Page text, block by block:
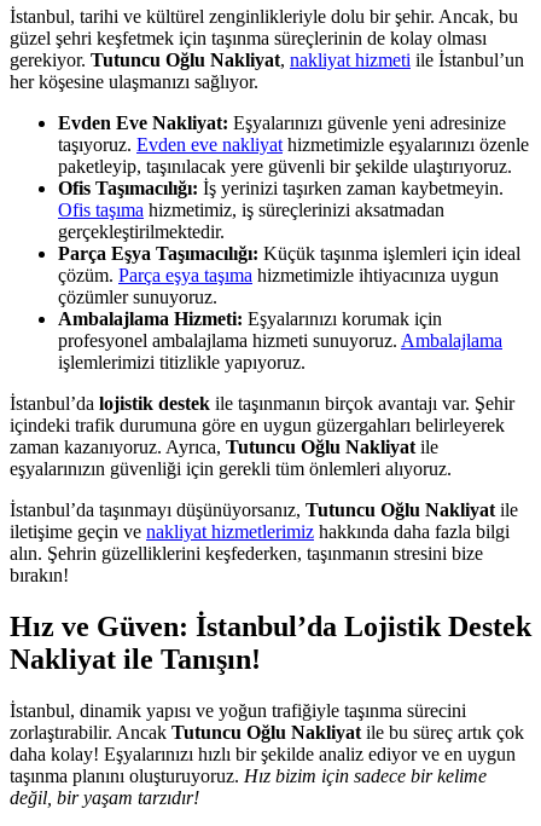
İstanbul, tarihi ve kültürel zenginlikleriyle dolu bir şehir. Ancak, bu
güzel şehri keşfetmek için taşınma süreçlerinin de kolay olması
gerekiyor. Tutuncu Oğlu Nakliyat, nakliyat hizmeti ile İstanbul’un
her köşesine ulaşmanızı sağlıyor.
Evden Eve Nakliyat: Eşyalarınızı güvenle yeni adresinize
taşıyoruz. Evden eve nakliyat hizmetimizle eşyalarınızı özenle
paketleyip, taşınılacak yere güvenli bir şekilde ulaştırıyoruz.
Ofis Taşımacılığı: İş yerinizi taşırken zaman kaybetmeyin.
Ofis taşıma hizmetimiz, iş süreçlerinizi aksatmadan
gerçekleştirilmektedir.
Parça Eşya Taşımacılığı: Küçük taşınma işlemleri için ideal
çözüm. Parça eşya taşıma hizmetimizle ihtiyacınıza uygun
çözümler sunuyoruz.
Ambalajlama Hizmeti: Eşyalarınızı korumak için
profesyonel ambalajlama hizmeti sunuyoruz. Ambalajlama
işlemlerimizi titizlikle yapıyoruz.
İstanbul’da lojistik destek ile taşınmanın birçok avantajı var. Şehir
içindeki trafik durumuna göre en uygun güzergahları belirleyerek
zaman kazanıyoruz. Ayrıca, Tutuncu Oğlu Nakliyat ile
eşyalarınızın güvenliği için gerekli tüm önlemleri alıyoruz.
İstanbul’da taşınmayı düşünüyorsanız, Tutuncu Oğlu Nakliyat ile
iletişime geçin ve nakliyat hizmetlerimiz hakkında daha fazla bilgi
alın. Şehrin güzelliklerini keşfederken, taşınmanın stresini bize
bırakın!
Hız ve Güven: İstanbul’da Lojistik Destek
Nakliyat ile Tanışın!
İstanbul, dinamik yapısı ve yoğun trafiğiyle taşınma sürecini
zorlaştırabilir. Ancak Tutuncu Oğlu Nakliyat ile bu süreç artık çok
daha kolay! Eşyalarınızı hızlı bir şekilde analiz ediyor ve en uygun
taşınma planını oluşturuyoruz. Hız bizim için sadece bir kelime
değil, bir yaşam tarzıdır!